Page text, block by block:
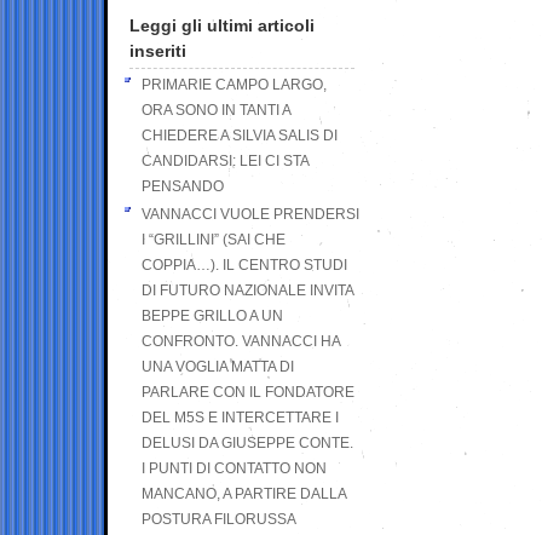
Leggi gli ultimi articoli
inseriti
PRIMARIE CAMPO LARGO,
ORA SONO IN TANTI A
CHIEDERE A SILVIA SALIS DI
CANDIDARSI: LEI CI STA
PENSANDO
VANNACCI VUOLE PRENDERSI
I “GRILLINI” (SAI CHE
COPPIA…). IL CENTRO STUDI
DI FUTURO NAZIONALE INVITA
BEPPE GRILLO A UN
CONFRONTO. VANNACCI HA
UNA VOGLIA MATTA DI
PARLARE CON IL FONDATORE
DEL M5S E INTERCETTARE I
DELUSI DA GIUSEPPE CONTE.
I PUNTI DI CONTATTO NON
MANCANO, A PARTIRE DALLA
POSTURA FILORUSSA